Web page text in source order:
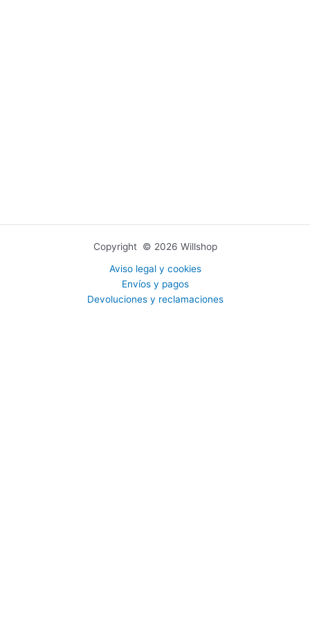
Copyright © 2026 Willshop
Aviso legal y cookies
Envíos y pagos
Devoluciones y reclamaciones